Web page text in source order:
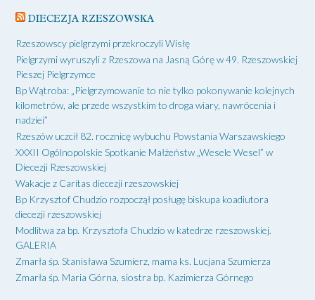
DIECEZJA RZESZOWSKA
Rzeszowscy pielgrzymi przekroczyli Wisłę
Pielgrzymi wyruszyli z Rzeszowa na Jasną Górę w 49. Rzeszowskiej
Pieszej Pielgrzymce
Bp Wątroba: „Pielgrzymowanie to nie tylko pokonywanie kolejnych
kilometrów, ale przede wszystkim to droga wiary, nawrócenia i
nadziei”
Rzeszów uczcił 82. rocznicę wybuchu Powstania Warszawskiego
XXXII Ogólnopolskie Spotkanie Małżeństw „Wesele Wesel” w
Diecezji Rzeszowskiej
Wakacje z Caritas diecezji rzeszowskiej
Bp Krzysztof Chudzio rozpoczął posługę biskupa koadiutora
diecezji rzeszowskiej
Modlitwa za bp. Krzysztofa Chudzio w katedrze rzeszowskiej.
GALERIA
Zmarła śp. Stanisława Szumierz, mama ks. Lucjana Szumierza
Zmarła śp. Maria Górna, siostra bp. Kazimierza Górnego